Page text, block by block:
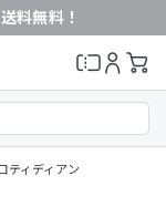
送料無料！
ティディアン